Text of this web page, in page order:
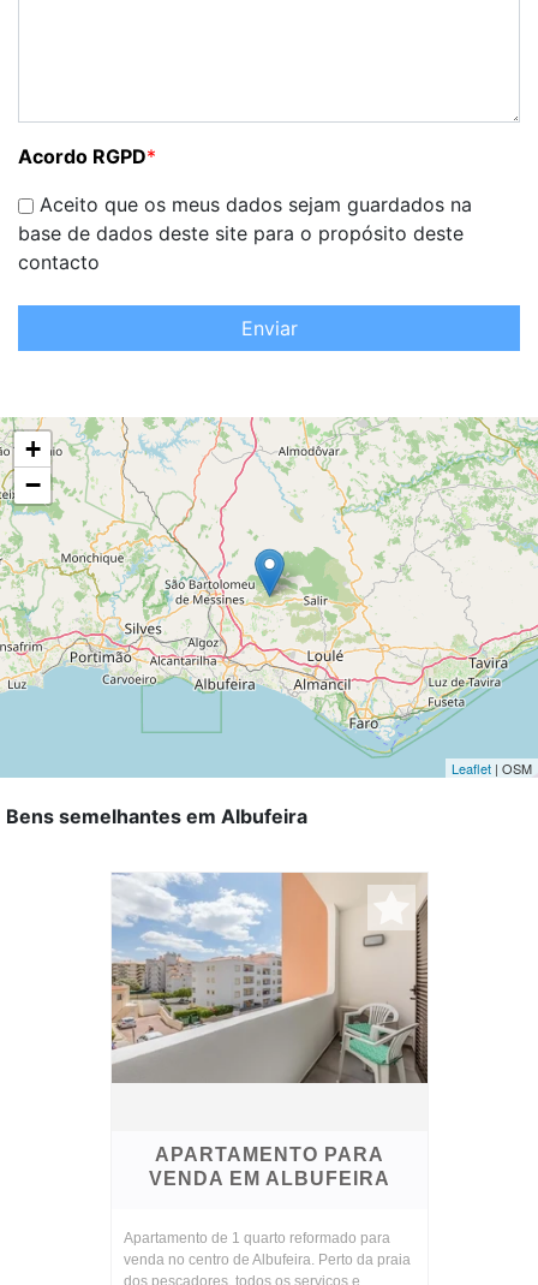
Acordo RGPD*
Aceito que os meus dados sejam guardados na
base de dados deste site para o propósito deste
contacto
Enviar
+
−
Leaflet | OSM
Bens semelhantes em Albufeira
APARTAMENTO PARA
VENDA EM ALBUFEIRA
Apartamento de 1 quarto reformado para
venda no centro de Albufeira. Perto da praia
dos pescadores, todos os serviços e